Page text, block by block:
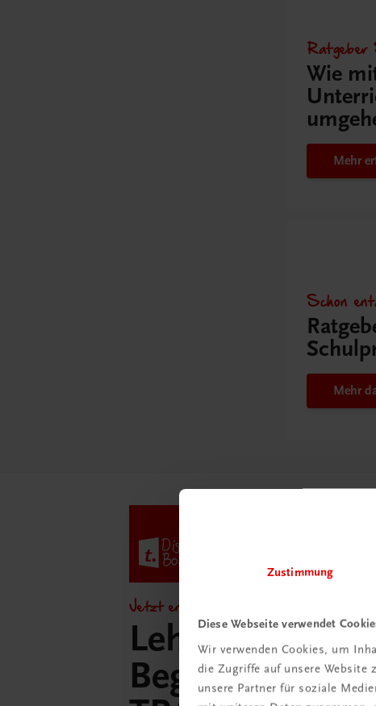
Zustimmung
Diese Webseite verwendet
Wir verwenden Cookies, um
die Zugriffe auf unsere Website
unsere Partner für soziale
Ratgeber
Wie
Mehr
Schon
Mehr
Jetzt entdecken!
Lehrer/innen-
Begleitpakete